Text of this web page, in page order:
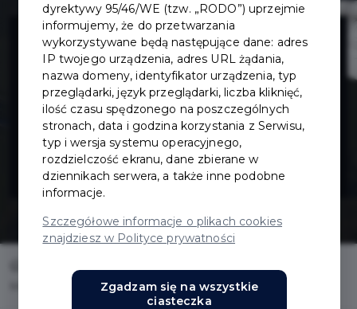
Monitoring
systemu
kanalizacji
deszczowej
Monitoring systemu kanalizacji deszczowej
dyrektywy 95/46/WE (tzw. „RODO”) uprzejmie
informujemy, że do przetwarzania
wykorzystywane będą następujące dane: adres
IP twojego urządzenia, adres URL żądania,
nazwa domeny, identyfikator urządzenia, typ
przeglądarki, język przeglądarki, liczba kliknięć,
ilość czasu spędzonego na poszczególnych
stronach, data i godzina korzystania z Serwisu,
typ i wersja systemu operacyjnego,
rozdzielczość ekranu, dane zbierane w
dziennikach serwera, a także inne podobne
informacje.
Szczegółowe informacje o plikach cookies
znajdziesz w Polityce prywatności
Zgadzam się na wszystkie
ciasteczka